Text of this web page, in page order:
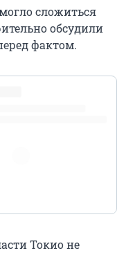
сложиться
обсудили
фактом.
Токио не